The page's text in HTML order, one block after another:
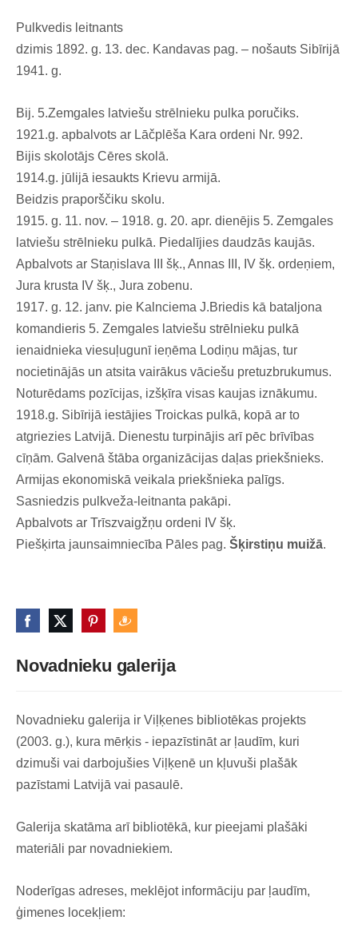
Novadnieku galerija
Novadnieku galerija ir Viļķenes bibliotēkas projekts
(2003. g.), kura mērķis - iepazīstināt ar ļaudīm, kuri
dzimuši vai darbojušies Viļķenē un kļuvuši plašāk
pazīstami Latvijā vai pasaulē.
Galerija skatāma arī bibliotēkā, kur pieejami plašāki
materiāli par novadniekiem.
Noderīgas adreses, meklējot informāciju par ļaudīm,
ģimenes locekļiem:
Pulkvedis leitnants
dzimis 1892. g. 13. dec. Kandavas pag. – nošauts Sibīrijā
1941. g.
Bij. 5.Zemgales latviešu strēlnieku pulka poručiks.
1921.g. apbalvots ar Lāčplēša Kara ordeni Nr. 992.
Bijis skolotājs Cēres skolā.
1914.g. jūlijā iesaukts Krievu armijā.
Beidzis praporščiku skolu.
1915. g. 11. nov. – 1918. g. 20. apr. dienējis 5. Zemgales
latviešu strēlnieku pulkā. Piedalījies daudzās kaujās.
Apbalvots ar Staņislava III šķ., Annas III, IV šķ. ordeņiem,
Jura krusta IV šķ., Jura zobenu.
1917. g. 12. janv. pie Kalnciema J.Briedis kā bataljona
komandieris 5. Zemgales latviešu strēlnieku pulkā
ienaidnieka viesuļugunī ieņēma Lodiņu mājas, tur
nocietinājās un atsita vairākus vāciešu pretuzbrukumus.
Noturēdams pozīcijas, izšķīra visas kaujas iznākumu.
1918.g. Sibīrijā iestājies Troickas pulkā, kopā ar to
atgriezies Latvijā. Dienestu turpinājis arī pēc brīvības
cīņām. Galvenā štāba organizācijas daļas priekšnieks.
Armijas ekonomiskā veikala priekšnieka palīgs.
Sasniedzis pulkveža-leitnanta pakāpi.
Apbalvots ar Trīszvaigžņu ordeni IV šķ.
Piešķirta jaunsaimniecība Pāles pag. Šķirstiņu muižā.